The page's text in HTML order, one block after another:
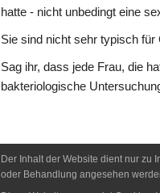
hatte - nicht unbedingt eine
Sie sind nicht sehr typisch für
Sag ihr, dass jede Frau, die
bakteriologische
Der Inhalt der Website dient nur zu
oder Behandlung angesehen